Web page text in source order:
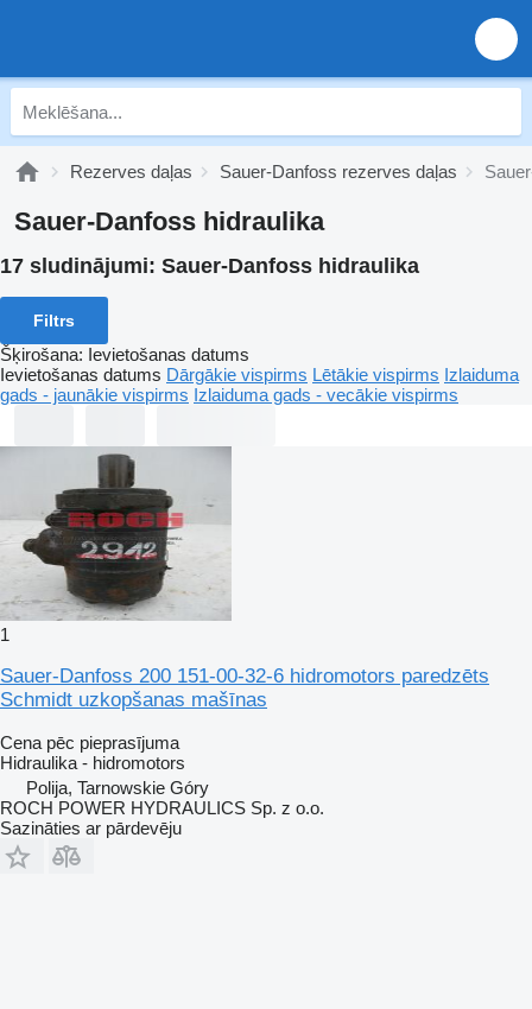
Rezerves daļas Sauer-Danfoss rezerves daļas
Sauer-Danfoss hidraulika
17 sludinājumi: Sauer-Danfoss hidraulika
Filtrs
Šķirošana: Ievietošanas datums
Ievietošanas datums Dārgākie vispirms Lētākie vispirms Izlaiduma
gads - jaunākie vispirms Izlaiduma gads - vecākie vispirms
1
Sauer-Danfoss 200 151-00-32-6 hidromotors paredzēts
Schmidt uzkopšanas mašīnas
Cena pēc pieprasījuma
Hidraulika - hidromotors
Polija, Tarnowskie Góry
ROCH POWER HYDRAULICS Sp. z o.o.
Sazināties ar pārdevēju